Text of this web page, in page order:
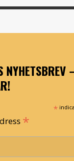
NYHETSBREV
*
*